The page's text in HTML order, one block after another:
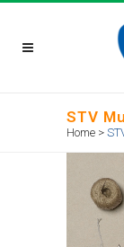
STV
Home >